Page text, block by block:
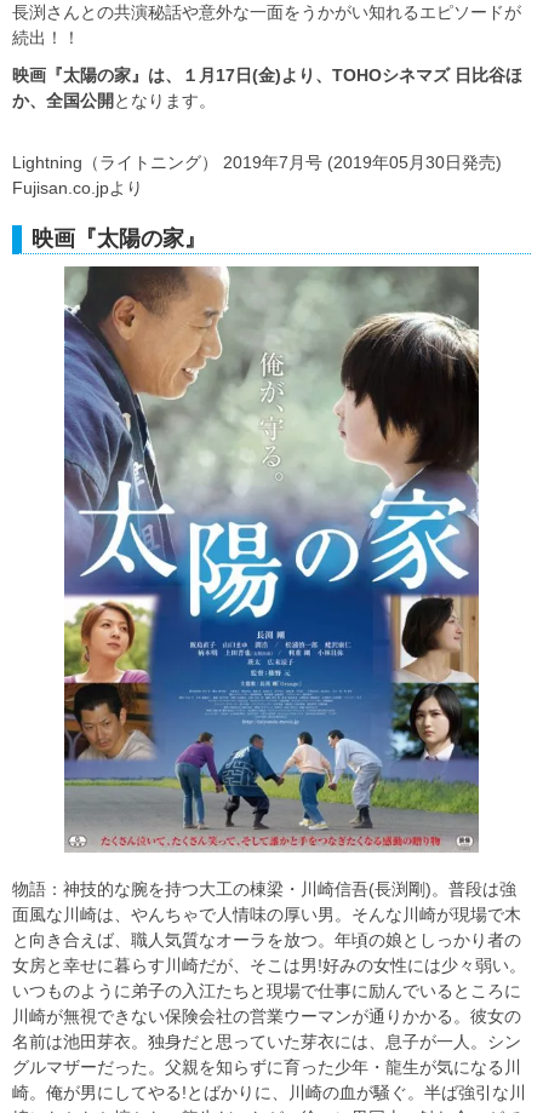
長渕さんとの共演秘話や意外な一面をうかがい知れるエピソードが
続出！！
映画『太陽の家』は、１月17日(金)より、TOHOシネマズ 日比谷ほ
か、全国公開 となります。
Lightning（ライトニング） 2019年7月号 (2019年05月30日発売)
Fujisan.co.jpより
映画『太陽の家』
物語：神技的な腕を持つ大工の棟梁・川崎信吾(長渕剛)。普段は強
面風な川崎は、やんちゃで人情味の厚い男。そんな川崎が現場で木
と向き合えば、職人気質なオーラを放つ。年頃の娘としっかり者の
女房と幸せに暮らす川崎だが、そこは男!好みの女性には少々弱い。
いつものように弟子の入江たちと現場で仕事に励んでいるところに
川崎が無視できない保険会社の営業ウーマンが通りかかる。彼女の
名前は池田芽衣。独身だと思っていた芽衣には、息子が一人。シン
グルマザーだった。父親を知らずに育った少年・龍生が気になる川
崎。俺が男にしてやる!とばかりに、川崎の血が騒ぐ。半ば強引な川